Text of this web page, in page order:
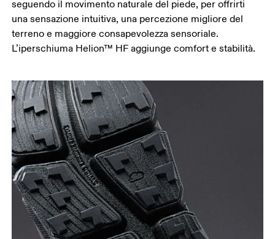
seguendo il movimento naturale del piede, per offrirti
una sensazione intuitiva, una percezione migliore del
terreno e maggiore consapevolezza sensoriale.
L’iperschiuma Helion™ HF aggiunge comfort e stabilità.